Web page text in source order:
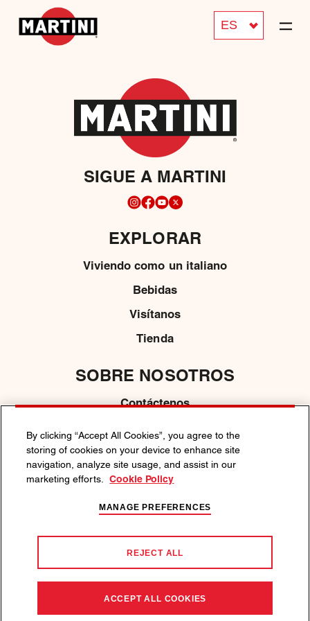
ES
SIGUE A MARTINI
EXPLORAR
Viviendo como un italiano
Bebidas
Visítanos
Tienda
SOBRE NOSOTROS
Contáctenos
POLÍTICA DE PRIVACIDADPOLÍTICA DE COOKIES
www.disfrutadeunconsumoresponsable.com
©2026 Martini, su vestido comercial y el logotipo de Ball & Bar son
marcas registradas.
By clicking “Accept All Cookies”, you agree to the
storing of cookies on your device to enhance site
navigation, analyze site usage, and assist in our
marketing efforts.
Cookie Policy
MANAGE PREFERENCES
REJECT ALL
ACCEPT ALL COOKIES